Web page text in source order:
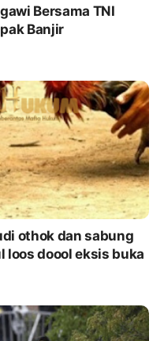
Bersama TNI
Banjir
othok dan sabung
loos doool eksis buka